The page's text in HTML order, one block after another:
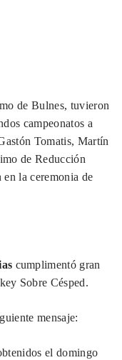
de Bulnes, tuvieron
campeonatos a
Tomatis, Martín
de Reducción
la ceremonia de
cumplimentó gran
Sobre Césped.
mensaje:
el domingo